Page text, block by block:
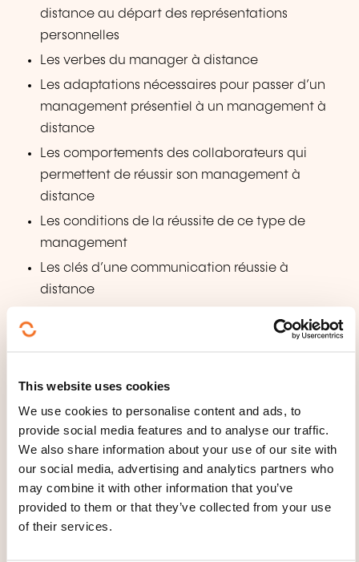
This website uses cookies
We use cookies to personalise content and ads, to
provide social media features and to analyse our traffic.
We also share information about your use of our site with
our social media, advertising and analytics partners who
may combine it with other information that you’ve
provided to them or that they’ve collected from your use
of their services.
distance au départ des représentations
personnelles
Les verbes du manager à distance
Les adaptations nécessaires pour passer d’un
management présentiel à un management à
distance
Les comportements des collaborateurs qui
permettent de réussir son management à
distance
Les conditions de la réussite de ce type de
management
Les clés d’une communication réussie à
distance
Exprimer une demande ou un mécontentement
Recevoir et gérer une demande, une critique ou
un mécontentement
Donner de l’autonomie et la gérer
Confier une mission: donner du sens, décrire ce
que l’on attend, identifier les conditions de
réussite, accompagner de manière adéquate